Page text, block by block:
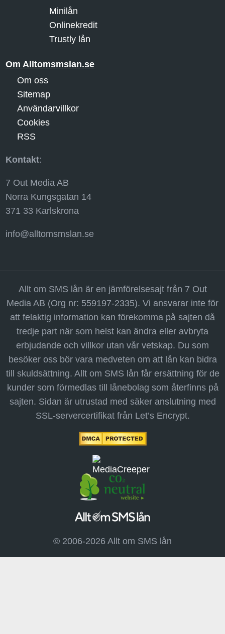
Minilån
Onlinekredit
Trustly lån
Om Alltomsmslan.se
Om oss
Sitemap
Användarvillkor
Cookies
RSS
Kontakt:
7 Out Media AB
Norra Kungsgatan 14
371 33 Karlskrona
info@alltomsmslan.se
Allt om SMS lån är en jämförelsesajt från 7 Out
Media AB (Org nr: 559197-2335). Vi ansvarar inte för
att felaktig information kan förekomma på sajten då
tredje part när som helst kan ändra eller avbryta
erbjudande och villkor utan vår vetskap. Du som
besöker oss bör vara medveten om att lån kan bidra
till skuldsättning. Allt om SMS lån får ersättning för de
kunder som förmedlas till lånebolag som återfinns på
sajten. Sidan är utrustad med säker anslutning med
SSL-servercertifikat från Let’s Encrypt.
© 2006-2026 Allt om SMS lån